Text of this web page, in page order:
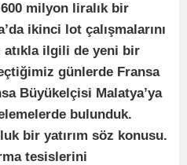
milyon liralık bir
ikinci lot çalışmalarını
atıkla ilgili de yeni bir
günlerde Fransa
Büyükelçisi Malatya’ya
bulunduk.
bir yatırım söz konusu.
tesislerini